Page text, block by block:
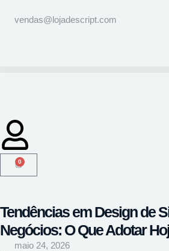
vendas@lojadescript.com
0
Tendências em Design de
Negócios: O Que Adotar
maio 24, 2026